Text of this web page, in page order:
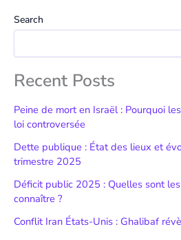
Search
Recent Posts
Peine de mort en Israël : Pourquoi
loi controversée
Dette publique : État des lieux et
trimestre 2025
Déficit public 2025 : Quelles sont
connaître ?
Conflit Iran États-Unis : Ghalibaf